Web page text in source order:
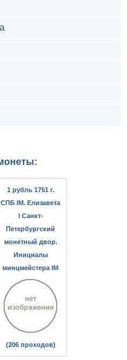
1 рубль 1751 г.
СПБ IМ. Елизавета
I Санкт-
Петербургский
монетный двор.
Инициалы
минцмейстера IM
(206 проходов)